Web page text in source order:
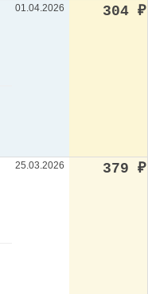
01.04.2026 304 ₽
25.03.2026 379 ₽